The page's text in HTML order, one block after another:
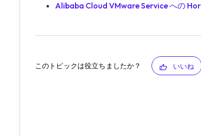
Alibaba Cloud VMware Service への
このトピックは役立ちましたか？ いいね